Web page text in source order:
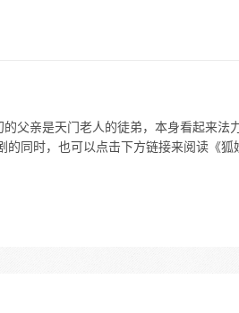
父亲是天门老人的徒弟，本身看起来法
同时，也可以点击下方链接来阅读《狐